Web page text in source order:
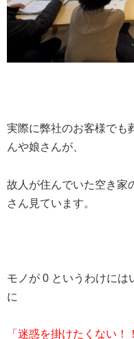
実際に弊社のお客様でも
んや娘さんが、
故人が住んでいた空き家
さん見ています。
モノが 0 というわけには
に
「迷惑を掛けたくない！